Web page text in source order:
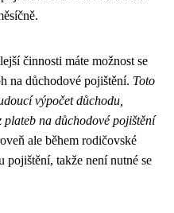
činnosti máte možnost se
na důchodové pojištění. Toto
výpočet důchodu,
plateb na důchodové pojištění
ale během rodičovské
pojištění, takže není nutné se